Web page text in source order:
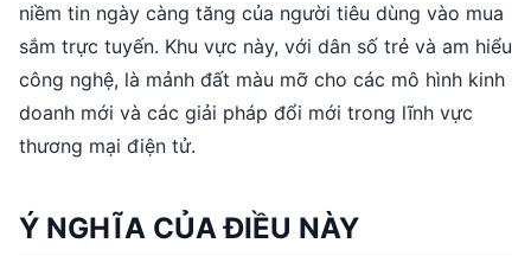
niềm tin ngày càng tăng của người tiêu dùng vào mua
sắm trực tuyến. Khu vực này, với dân số trẻ và am hiểu
công nghệ, là mảnh đất màu mỡ cho các mô hình kinh
doanh mới và các giải pháp đổi mới trong lĩnh vực
thương mại điện tử.
Ý NGHĨA CỦA ĐIỀU NÀY